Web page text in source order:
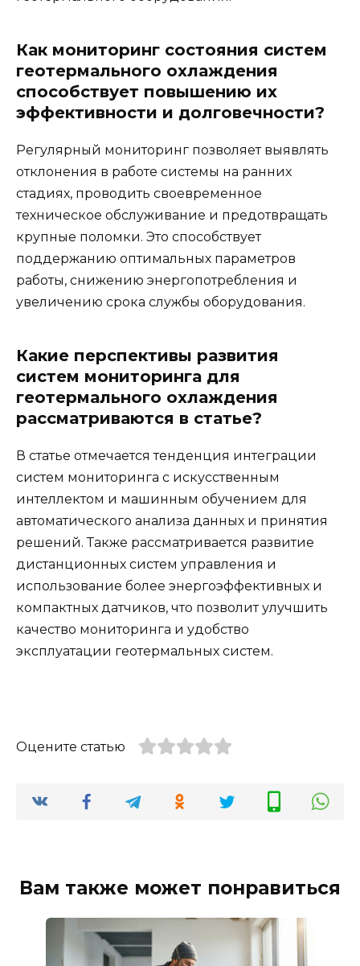
Как мониторинг состояния систем
геотермального охлаждения
способствует повышению их
эффективности и долговечности?
Регулярный мониторинг позволяет выявлять
отклонения в работе системы на ранних
стадиях, проводить своевременное
техническое обслуживание и предотвращать
крупные поломки. Это способствует
поддержанию оптимальных параметров
работы, снижению энергопотребления и
увеличению срока службы оборудования.
Какие перспективы развития
систем мониторинга для
геотермального охлаждения
рассматриваются в статье?
В статье отмечается тенденция интеграции
систем мониторинга с искусственным
интеллектом и машинным обучением для
автоматического анализа данных и принятия
решений. Также рассматривается развитие
дистанционных систем управления и
использование более энергоэффективных и
компактных датчиков, что позволит улучшить
качество мониторинга и удобство
эксплуатации геотермальных систем.
Оцените статью
Вам также может понравиться